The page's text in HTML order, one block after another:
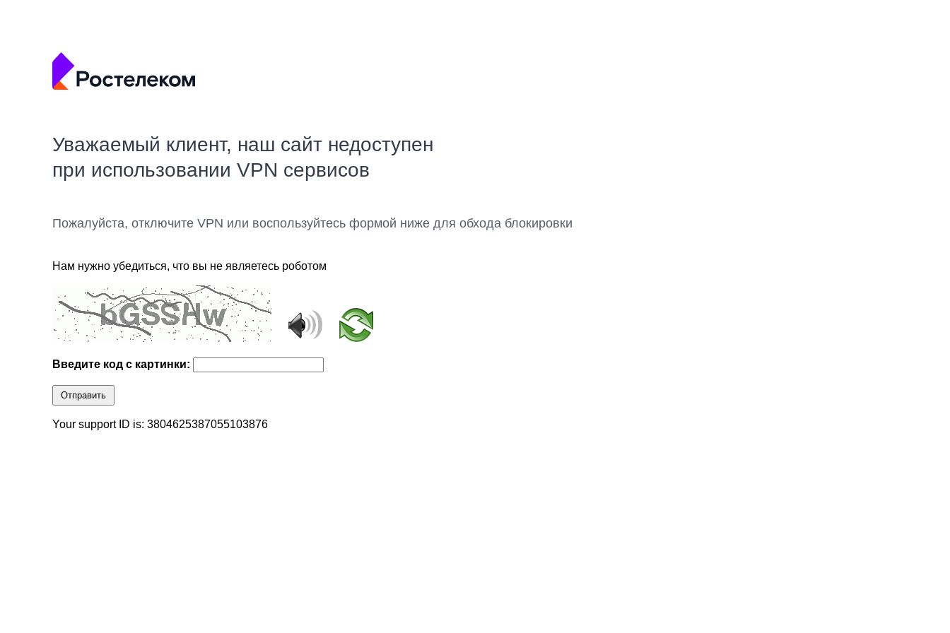
Уважаемый клиент, наш сайт недоступен
при использовании VPN сервисов
Пожалуйста, отключите VPN или воспользуйтесь формой ниже для обхода блокировки
Нам нужно убедиться, что вы не являетесь роботом
Введите код с картинки:
Отправить
Your support ID is: 3804625387055103876